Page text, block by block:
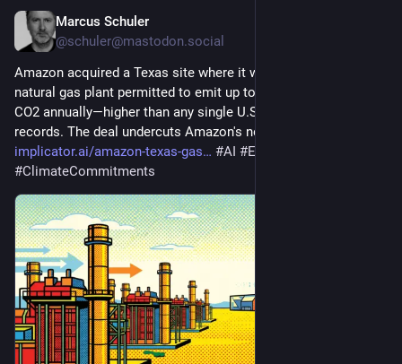
Marcus Schuler
@schuler@mastodon.social
Amazon acquired a Texas site where it will buy power from a
natural gas plant permitted to emit up to 33 million tons of
CO2 annually—higher than any single U.S. power plant on EPA
records. The deal undercuts Amazon's net-zero 2040 pledge.
implicator.ai/amazon-texas-gas
#AI #Energy
#ClimateCommitments